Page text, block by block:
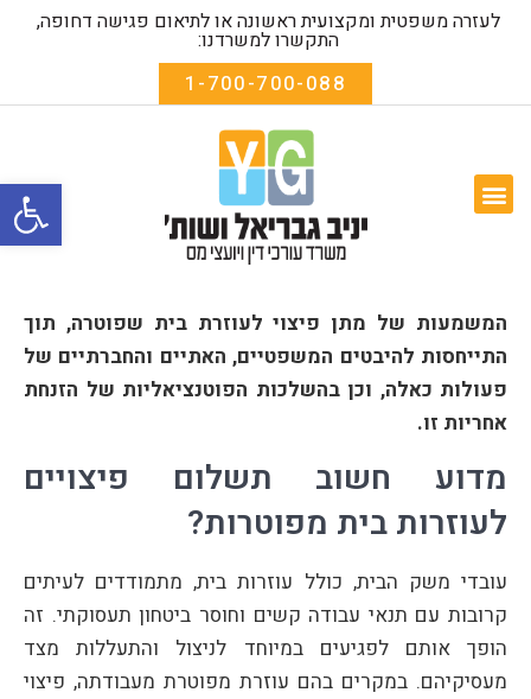
פתח
לעזרה משפטית ומקצועית ראשונה או לתיאום פגישה דחופה,
התקשרו למשרדנו:
1-700-700-088
המשמעות של מתן פיצוי לעוזרת בית שפוטרה, תוך
התייחסות להיבטים המשפטיים, האתיים והחברתיים של
פעולות כאלה, וכן בהשלכות הפוטנציאליות של הזנחת
אחריות זו.
מדוע חשוב תשלום פיצויים
לעוזרות בית מפוטרות?
עובדי משק הבית, כולל עוזרות בית, מתמודדים לעיתים
קרובות עם תנאי עבודה קשים וחוסר ביטחון תעסוקתי. זה
הופך אותם לפגיעים במיוחד לניצול והתעללות מצד
מעסיקיהם. במקרים בהם עוזרת מפוטרת מעבודתה, פיצוי